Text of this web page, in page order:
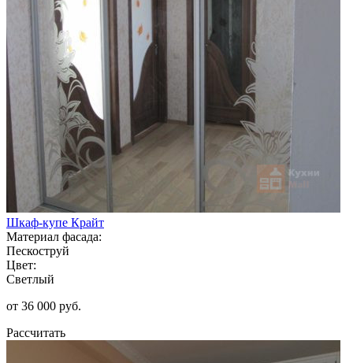
Шкаф-купе Крайт
Материал фасада:
Пескоструй
Цвет:
Светлый
от 36 000 руб.
Рассчитать